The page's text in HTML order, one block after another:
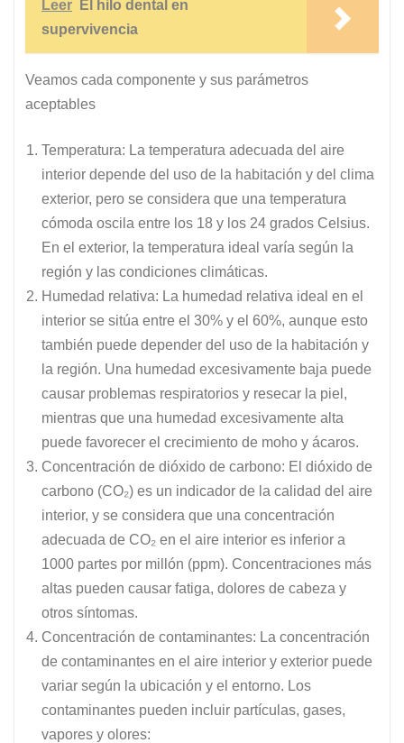
Leer
El hilo dental en
supervivencia
Veamos cada componente y sus parámetros
aceptables
Temperatura: La temperatura adecuada del aire
interior depende del uso de la habitación y del clima
exterior, pero se considera que una temperatura
cómoda oscila entre los 18 y los 24 grados Celsius.
En el exterior, la temperatura ideal varía según la
región y las condiciones climáticas.
Humedad relativa: La humedad relativa ideal en el
interior se sitúa entre el 30% y el 60%, aunque esto
también puede depender del uso de la habitación y
la región. Una humedad excesivamente baja puede
causar problemas respiratorios y resecar la piel,
mientras que una humedad excesivamente alta
puede favorecer el crecimiento de moho y ácaros.
Concentración de dióxido de carbono: El dióxido de
carbono (CO₂) es un indicador de la calidad del aire
interior, y se considera que una concentración
adecuada de CO₂ en el aire interior es inferior a
1000 partes por millón (ppm). Concentraciones más
altas pueden causar fatiga, dolores de cabeza y
otros síntomas.
Concentración de contaminantes: La concentración
de contaminantes en el aire interior y exterior puede
variar según la ubicación y el entorno. Los
contaminantes pueden incluir partículas, gases,
vapores y olores: